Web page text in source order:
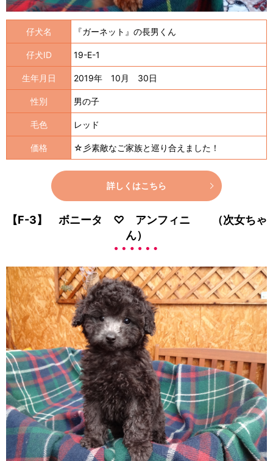
仔犬名 『ガーネット』の長男くん
仔犬ID 19-E-1
生年月日 2019年 10月 30日
性別 男の子
毛色 レッド
価格 ☆彡素敵なご家族と巡り合えました！
詳しくはこちら
【F-3】 ボニータ ♡ アンフィニ （次女ちゃ
ん）